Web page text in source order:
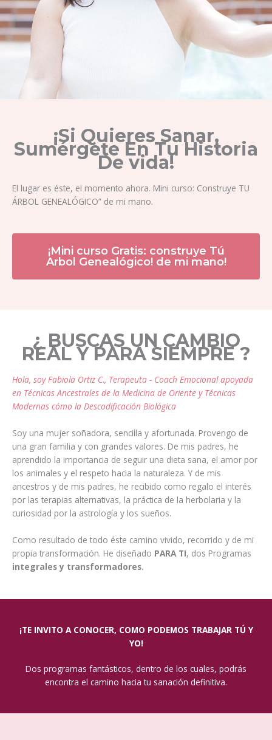
¡Si Quieres Sanar,
Sumérgete En Tu Historia
De vida!
El lugar es éste, el momento ahora. Mini curso: Construye TU
ÁRBOL GENEALÓGICO” de mi mano.
¡Mini curso Gratis: construye Tú
Arbol Genealógico! de mi mano!
¿ BUSCAS UN CAMBIO
REAL Y PARA SIEMPRE ?
Hola, soy Fabiola Ortiz C., Terapeuta - Coach Emocional apoyada
en Técnicas Ancestrales de la Medicina de Oriente y Técnicas
Modernas cómo la Descodificación Biológica
Soy una mujer soñadora, sencilla y afortunada. Provengo de
una gran familia y con grandes valores. De mis padres, he
aprendido la importancia de seguir una dieta sana, el amor por
los animales y el respeto hacia la naturaleza. Y de mis
ancestros y de mis padres, he recibido como regalo el interés
por las terapias alternativas, la práctica de la herbolaria y la
curiosidad por la astrología y los sueños.
Como resultado de todo éste camino vivido, recorrido y de mi
propia transformación. He diseñado PARA TI, dos Programas
integrales y transformadores.
¡TE INVITO A CONOCER, COMO PODEMOS TRABAJAR TÚ Y
YO!
Dos programas fantásticos, dentro de los cuales, podrás
encontra el camino hacia tu sanación definitiva.